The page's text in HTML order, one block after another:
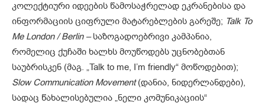
კოლექტიური იდეების წამოსაჭრელად ეკრანებისა და
ინფორმაციის ციფრული მატარებლების გარეშე; Talk To
Me London / Berlin –საზოგადოებრივი კამპანია,
რომელიც ქუჩაში ხალხს მოუწოდებს უცნობებთან
საუბრისკენ (მაგ. „Talk to me, I’m friendly“ მოწოდებით);
Slow Communication Movement(დანია, ნიდერლანდები),
სადაც წახალისებულია „ნელი კომუნიკაციის“